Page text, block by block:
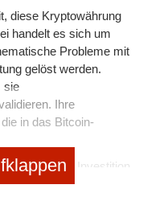
diese Kryptowährung
handelt es sich um
Probleme mit
gelöst werden.
sie
Ihre
in das Bitcoin-
erhebliche Investition
Daher können es